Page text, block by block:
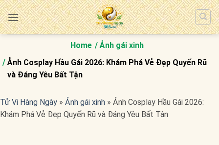
Bỏ
qua
nội
Home
Ảnh gái xinh
Ảnh Cosplay Hầu Gái 2026: Khám Phá Vẻ Đẹp Quyến Rũ
và Đáng Yêu Bất Tận
Tử Vi Hàng Ngày » Ảnh gái xinh » Ảnh Cosplay Hầu Gái 2026:
Khám Phá Vẻ Đẹp Quyến Rũ và Đáng Yêu Bất Tận